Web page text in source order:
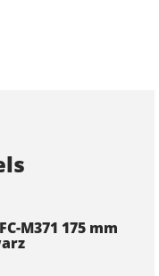
M371 175 mm